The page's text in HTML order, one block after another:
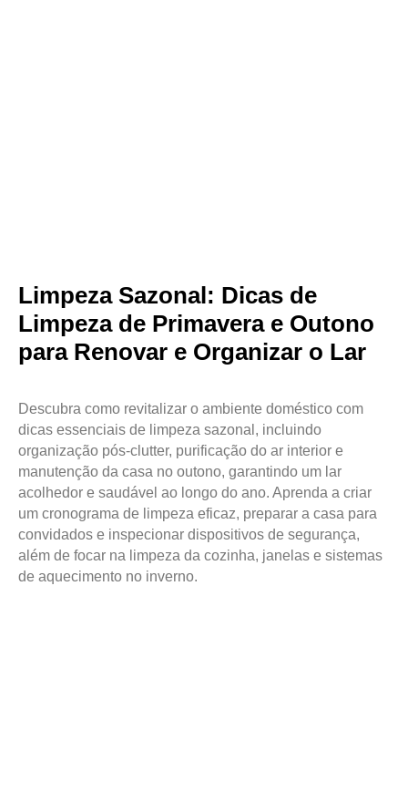
Limpeza Sazonal: Dicas de
Limpeza de Primavera e Outono
para Renovar e Organizar o Lar
Descubra como revitalizar o ambiente doméstico com
dicas essenciais de limpeza sazonal, incluindo
organização pós-clutter, purificação do ar interior e
manutenção da casa no outono, garantindo um lar
acolhedor e saudável ao longo do ano. Aprenda a criar
um cronograma de limpeza eficaz, preparar a casa para
convidados e inspecionar dispositivos de segurança,
além de focar na limpeza da cozinha, janelas e sistemas
de aquecimento no inverno.